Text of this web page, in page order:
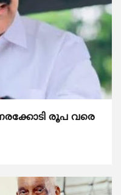
രൂപ വരെ